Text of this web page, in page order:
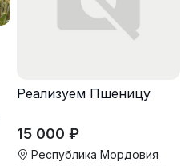
Реализуем Пшеницу
15 000 ₽
Республика Мордовия